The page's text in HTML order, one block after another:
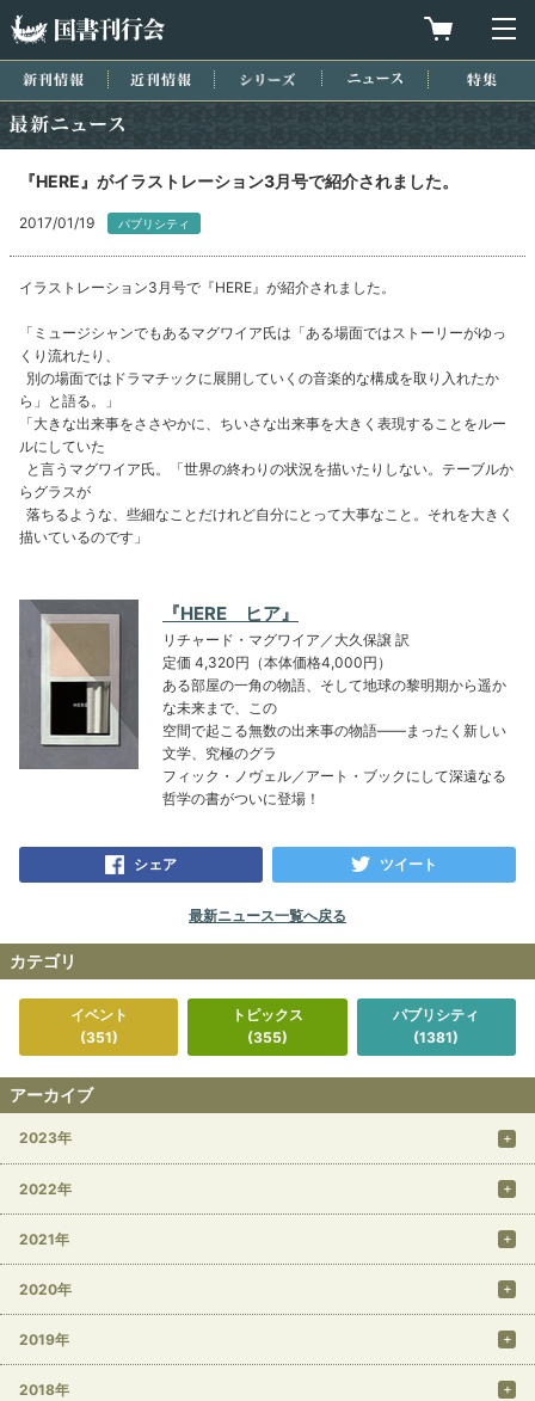
買物カゴを
新刊情報 近刊情報 シリーズ ニュース
『HERE』がイラストレーション3月号で紹介されました。
2017/01/19 パブリシティ
イラストレーション3月号で『HERE』が紹介されました。
「ミュージシャンでもあるマグワイア氏は「ある場面ではストーリーがゆっ
くり流れたり、
別の場面ではドラマチックに展開していくの音楽的な構成を取り入れたか
ら」と語る。」
「大きな出来事をささやかに、ちいさな出来事を大きく表現することをルー
ルにしていた
と言うマグワイア氏。「世界の終わりの状況を描いたりしない。テーブルか
らグラスが
落ちるような、些細なことだけれど自分にとって大事なこと。それを大きく
描いているのです」
『HERE ヒア』
リチャード・マグワイア／大久保譲 訳
定価 4,320円（本体価格4,000円）
ある部屋の一角の物語、そして地球の黎明期から遥か
な未来まで、この
空間で起こる無数の出来事の物語――まったく新しい
文学、究極のグラ
フィック・ノヴェル／アート・ブックにして深遠なる
哲学の書がついに登場！
シェア ツイート
最新ニュース一覧へ戻る
カテゴリ
イベント
(351)
トピックス
(355)
パブリシティ
(1381)
アーカイブ
2023年
2022年
2021年
2020年
2019年
2018年